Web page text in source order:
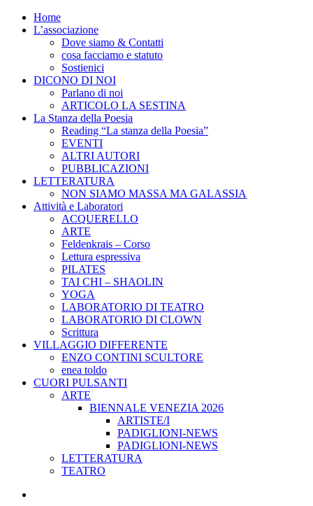
Home
L’associazione
Dove siamo & Contatti
cosa facciamo e statuto
Sostienici
DICONO DI NOI
Parlano di noi
ARTICOLO LA SESTINA
La Stanza della Poesia
Reading “La stanza della Poesia”
EVENTI
ALTRI AUTORI
PUBBLICAZIONI
LETTERATURA
NON SIAMO MASSA MA GALASSIA
Attività e Laboratori
ACQUERELLO
ARTE
Feldenkrais – Corso
Lettura espressiva
PILATES
TAI CHI – SHAOLIN
YOGA
LABORATORIO DI TEATRO
LABORATORIO DI CLOWN
Scrittura
VILLAGGIO DIFFERENTE
ENZO CONTINI SCULTORE
enea toldo
CUORI PULSANTI
ARTE
BIENNALE VENEZIA 2026
ARTISTE/I
PADIGLIONI-NEWS
PADIGLIONI-NEWS
LETTERATURA
TEATRO